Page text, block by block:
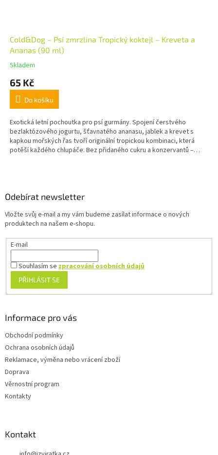
Cold&Dog – Psí zmrzlina Tropický koktejl – Kreveta a
Ananas (90 ml)
Skladem
65 Kč
Do košíku
Exotická letní pochoutka pro psí gurmány. Spojení čerstvého
bezlaktózového jogurtu, šťavnatého ananasu, jablek a krevet s
kapkou mořských řas tvoří originální tropickou kombinaci, která
potěší každého chlupáče. Bez přidaného cukru a konzervantů –
Odebírat newsletter
Vložte svůj e-mail a my vám budeme zasílat informace o nových
produktech na našem e-shopu.
E-mail
Souhlasím sezpracování osobních údajů
PŘIHLÁSIT SE
Informace pro vás
Obchodní podmínky
Ochrana osobních údajů
Reklamace, výměna nebo vrácení zboží
Doprava
Věrnostní program
Kontakty
Kontakt